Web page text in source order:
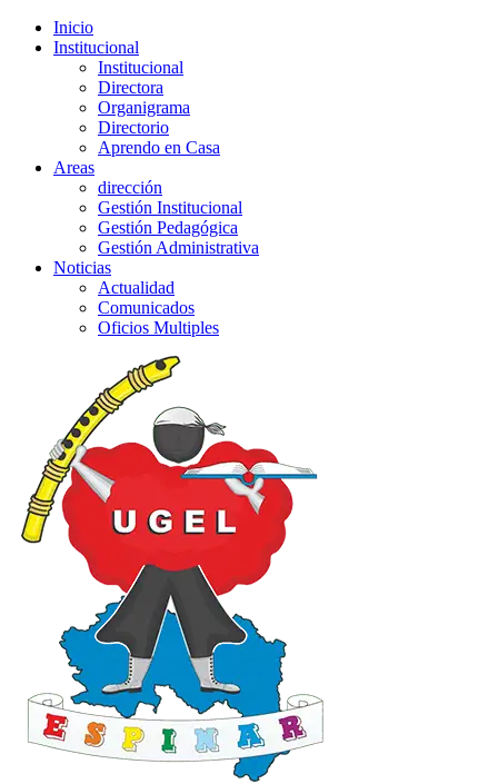
Inicio
Institucional
Institucional
Directora
Organigrama
Directorio
Aprendo en Casa
Areas
dirección
Gestión Institucional
Gestión Pedagógica
Gestión Administrativa
Noticias
Actualidad
Comunicados
Oficios Multiples